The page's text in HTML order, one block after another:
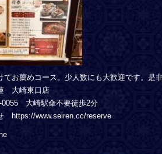
てお薦めコース。少人数にも大歓迎です。是
大崎東口店
0055 大崎駅傘不要徒歩2分
https://www.seiren.cc/reserve